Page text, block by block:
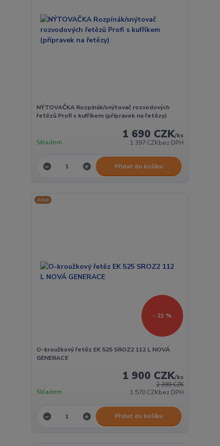
NÝTOVAČKA Rozpínák/snýtovač rozvodových
řetězů Profi s kufříkem (přípravek na řetězy)
1 690 CZK/ks
1 397 CZKbez DPH
Skladem
Přidat do košíku
Akce
- 21 %
O-kroužkový řetěz EK 525 SROZ2 112 L NOVÁ
GENERACE
2 399 CZK
1 900 CZK/ks
1 570 CZKbez DPH
Skladem
Přidat do košíku